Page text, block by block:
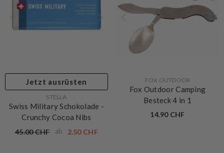
Jetzt ausrüsten
VERKÄUFERIN:STELLA
Swiss Military Schokolade -
Crunchy Cocoa Nibs
45.00 CHF ab 2.50 CHF
VERKÄUFERIN:FOX OUTDOOR
Fox Outdoor Camping
Besteck 4 in 1
14.90 CHF